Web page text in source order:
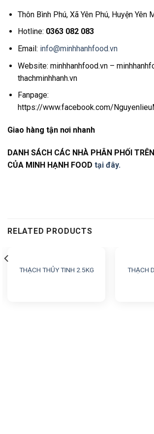
Thôn Bình Phú, Xã Yên Phú, Huyện Yên
Hotline: 0363 082 083
Email: info@minhhanhfood.vn
Website: minhhanhfood.vn –
thachminhhanh.vn
Fanpage:
https://www.facebook.com/
Giao hàng tận nơi nhanh
DANH SÁCH CÁC NHÀ PHÂN PHỐI
CỦA MINH HẠNH FOOD tại đây.
RELATED PRODUCTS
THẠCH THỦY TINH 2.5KG THẠCH